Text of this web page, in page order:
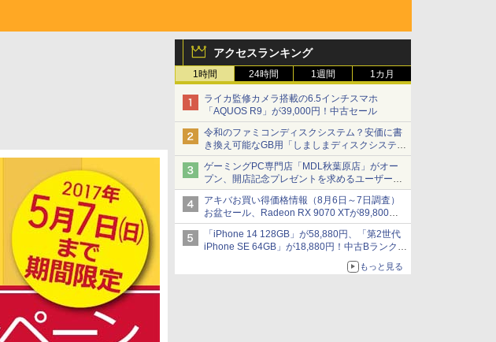
アクセスランキング
1時間 24時間 1週間 1カ月
ライカ監修カメラ搭載の6.5インチスマホ
「AQUOS R9」が39,000円！中古セール
令和のファミコンディスクシステム？安価に書
き換え可能なGB用「しましまディスクシステ
ム」
ゲーミングPC専門店「MDL秋葉原店」がオー
プン、開店記念プレゼントを求めるユーザーが
押し寄せ長蛇の列に
アキバお買い得価格情報（8月6日～7日調査）
お盆セール、Radeon RX 9070 XTが89,800
円、水平周波数24.8kHz対応の17型モニターが
9,801円、暑さ指数連動セール ほか
「iPhone 14 128GB」が58,880円、「第2世代
iPhone SE 64GB」が18,880円！中古Bランク品
もっと見る